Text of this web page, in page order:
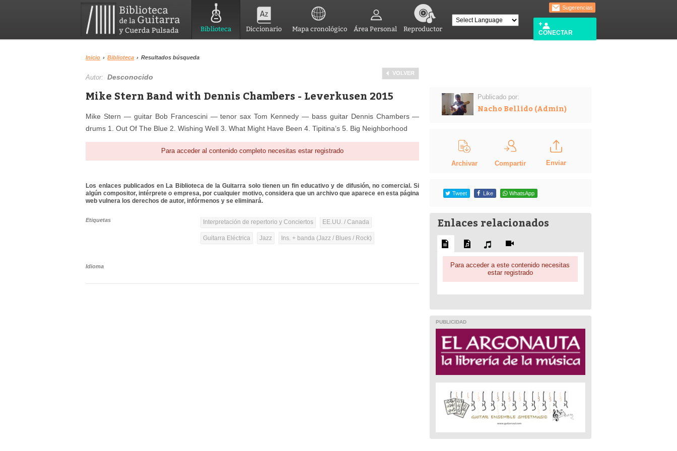
Biblioteca Diccionario Mapa cronológico Área Personal Reproductor
Sugerencias
CONECTAR
Inicio › Biblioteca › Resultados búsqueda
VOLVER
Autor:Desconocido
Mike Stern Band with Dennis Chambers - Leverkusen 2015
Mike Stern — guitar Bob Francescini — tenor sax Tom Kennedy — bass guitar Dennis Chambers —
drums 1. Out Of The Blue 2. Wishing Well 3. What Might Have Been 4. Tipitina’s 5. Big Neighborhood
Para acceder al contenido completo necesitas estar registrado
Los enlaces publicados en La Biblioteca de la Guitarra solo tienen un fin educativo y de difusión, no comercial. Si
algún compositor, intérprete o empresa, por cualquier motivo, considera que un archivo que aparece en esta página
web vulnera los derechos de autor, infórmenos y se eliminará.
Etiquetas Interpretación de repertorio y Conciertos EE.UU. / Canada
Guitarra Eléctrica Jazz Ins. + banda (Jazz / Blues / Rock)
Idioma
Publicado por:
Nacho Bellido (Admin)
Archivar Compartir Enviar
Tweet Like WhatsApp
Enlaces relacionados
Para acceder a este contenido necesitas
estar registrado
PUBLICIDAD